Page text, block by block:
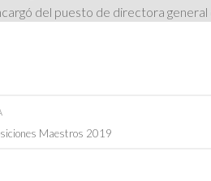
del puesto de directora general
Maestros 2019